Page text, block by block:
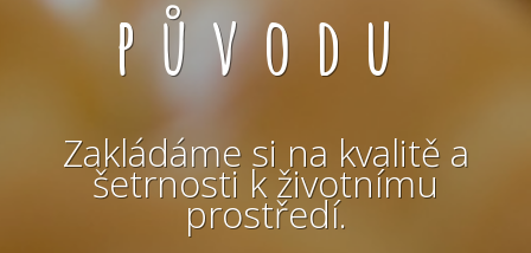
původu
Zakládáme si na kvalitě a
šetrnosti k životnímu
prostředí.